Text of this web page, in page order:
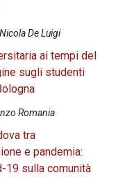
De Luigi
ai tempi del
sugli studenti
Romania
tra
e pandemia:
19 sulla comunità